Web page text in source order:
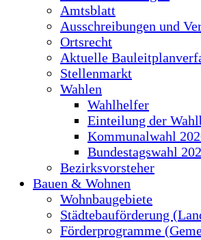
Amtsblatt
Ausschreibungen und
Ortsrecht
Aktuelle
Stellenmarkt
Wahlen
Wahlhelfer
Einteilung der
Kommunalwahl
Bundestagswahl
Bezirksvorsteher
Bauen & Wohnen
Wohnbaugebiete
Städtebauförderung
Förderprogramme